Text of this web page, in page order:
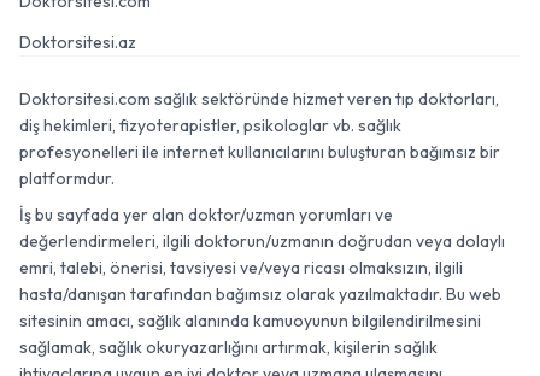
Doktorsitesi.az
Doktorsitesi.com sağlık sektöründe hizmet veren tıp doktorları,
diş hekimleri, fizyoterapistler, psikologlar vb. sağlık
profesyonelleri ile internet kullanıcılarını buluşturan bağımsız bir
platformdur.
İş bu sayfada yer alan doktor/uzman yorumları ve
değerlendirmeleri, ilgili doktorun/uzmanın doğrudan veya dolaylı
emri, talebi, önerisi, tavsiyesi ve/veya ricası olmaksızın, ilgili
hasta/danışan tarafından bağımsız olarak yazılmaktadır. Bu web
sitesinin amacı, sağlık alanında kamuoyunun bilgilendirilmesini
sağlamak, sağlık okuryazarlığını artırmak, kişilerin sağlık